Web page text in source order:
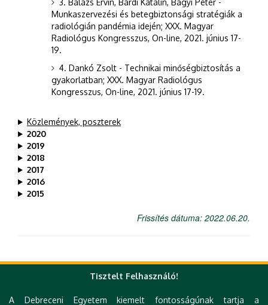
3. Balázs Ervin, Bárdi Katalin, Bágyi Péter -
Munkaszervezési és betegbiztonsági stratégiák a
radiológián pandémia idején; XXX. Magyar
Radiológus Kongresszus, On-line, 2021. június 17-
19.
4. Dankó Zsolt - Technikai minőségbiztosítás a
gyakorlatban; XXX. Magyar Radiológus
Kongresszus, On-line, 2021. június 17-19.
Közlemények, poszterek
2020
2019
2018
2017
2016
2015
Frissítés dátuma: 2022.06.20.
Tisztelt Felhasználó!
A Debreceni Egyetem kiemelt fontosságúnak tartja a